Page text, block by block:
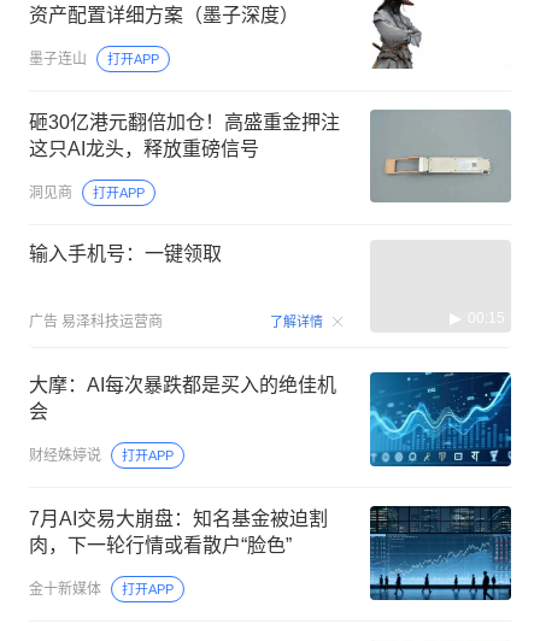
资产配置详细方案（墨子深度）
墨子连山 打开APP
砸30亿港元翻倍加仓！高盛重金押注
这只AI龙头，释放重磅信号
洞见商 打开APP
输入手机号：一键领取
广告 易泽科技运营商 了解详情 00:15
大摩：AI每次暴跌都是买入的绝佳机
会
财经姝婷说 打开APP
7月AI交易大崩盘：知名基金被迫割
肉，下一轮行情或看散户“脸色”
金十新媒体 打开APP